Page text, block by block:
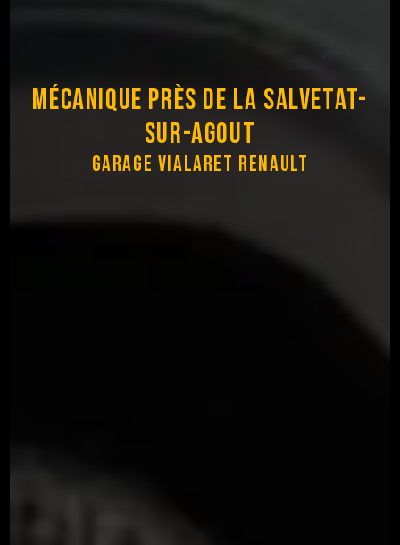
Mécanique près de La Salvetat-
sur-Agout
Garage Vialaret Renault